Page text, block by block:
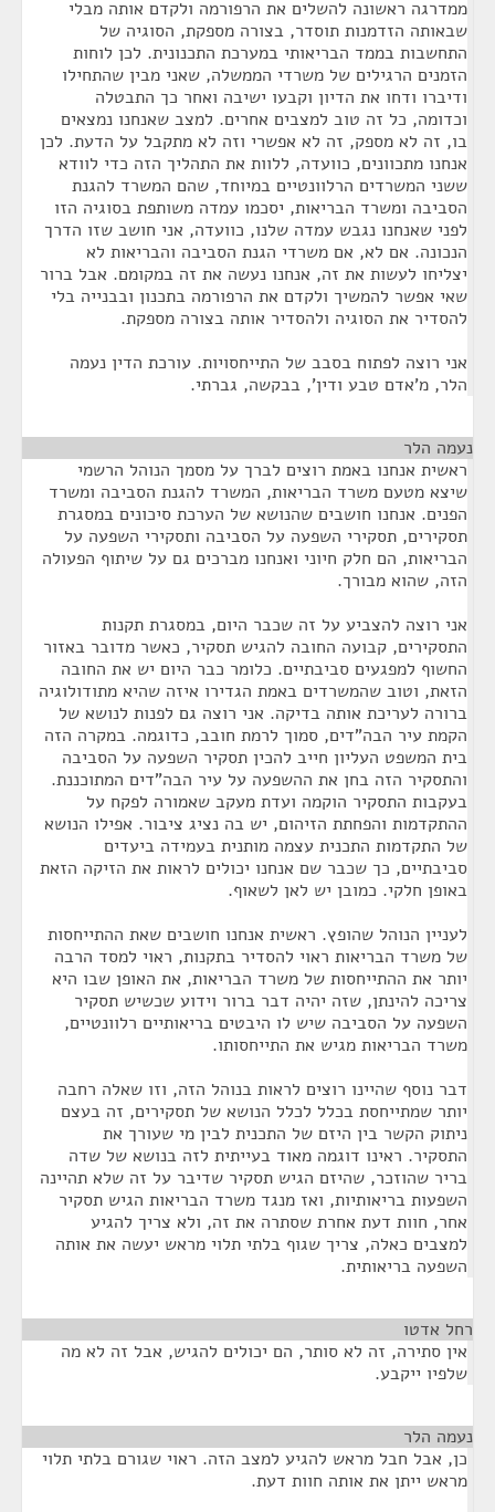
ממדרגה ראשונה להשלים את הרפורמה ולקדם אותה מבלי
שבאותה הזדמנות תוסדר, בצורה מספקת, הסוגיה של
התחשבות בממד הבריאותי במערכת התכנונית. לכן לוחות
הזמנים הרגילים של משרדי הממשלה, שאני מבין שהתחילו
ודיברו ודחו את הדיון וקבעו ישיבה ואחר כך התבטלה
וכדומה, כל זה טוב למצבים אחרים. למצב שאנחנו נמצאים
בו, זה לא מספק, זה לא אפשרי וזה לא מתקבל על הדעת. לכן
אנחנו מתכוונים, כוועדה, ללוות את התהליך הזה כדי לוודא
ששני המשרדים הרלוונטיים במיוחד, שהם המשרד להגנת
הסביבה ומשרד הבריאות, יסכמו עמדה משותפת בסוגיה הזו
לפני שאנחנו נגבש עמדה שלנו, כוועדה, אני חושב שזו הדרך
הנכונה. אם לא, אם משרדי הגנת הסביבה והבריאות לא
יצליחו לעשות את זה, אנחנו נעשה את זה במקומם. אבל ברור
שאי אפשר להמשיך ולקדם את הרפורמה בתכנון ובבנייה בלי
להסדיר את הסוגיה ולהסדיר אותה בצורה מספקת.
אני רוצה לפתוח בסבב של התייחסויות. עורכת הדין נעמה
הלר, מ'אדם טבע ודין', בבקשה, גברתי.
נעמה הלר
ראשית אנחנו באמת רוצים לברך על מסמך הנוהל הרשמי
שיצא מטעם משרד הבריאות, המשרד להגנת הסביבה ומשרד
הפנים. אנחנו חושבים שהנושא של הערכת סיכונים במסגרת
תסקירים, תסקירי השפעה על הסביבה ותסקירי השפעה על
הבריאות, הם חלק חיוני ואנחנו מברכים גם על שיתוף הפעולה
הזה, שהוא מבורך.
אני רוצה להצביע על זה שכבר היום, במסגרת תקנות
התסקירים, קבועה החובה להגיש תסקיר, כאשר מדובר באזור
החשוף למפגעים סביבתיים. כלומר כבר היום יש את החובה
הזאת, וטוב שהמשרדים באמת הגדירו איזה שהיא מתודולוגיה
ברורה לעריכת אותה בדיקה. אני רוצה גם לפנות לנושא של
הקמת עיר הבה"דים, סמוך לרמת חובב, כדוגמה. במקרה הזה
בית המשפט העליון חייב להכין תסקיר השפעה על הסביבה
והתסקיר הזה בחן את ההשפעה על עיר הבה"דים המתוכננת.
בעקבות התסקיר הוקמה ועדת מעקב שאמורה לפקח על
ההתקדמות והפחתת הזיהום, יש בה נציג ציבור. אפילו הנושא
של התקדמות התכנית עצמה מותנית בעמידה ביעדים
סביבתיים, כך שכבר שם אנחנו יכולים לראות את הזיקה הזאת
באופן חלקי. כמובן יש לאן לשאוף.
לעניין הנוהל שהופץ. ראשית אנחנו חושבים שאת ההתייחסות
של משרד הבריאות ראוי להסדיר בתקנות, ראוי למסד הרבה
יותר את ההתייחסות של משרד הבריאות, את האופן שבו היא
צריכה להינתן, שזה יהיה דבר ברור וידוע שכשיש תסקיר
השפעה על הסביבה שיש לו היבטים בריאותיים רלוונטיים,
משרד הבריאות מגיש את התייחסותו.
דבר נוסף שהיינו רוצים לראות בנוהל הזה, וזו שאלה רחבה
יותר שמתייחסת בכלל לכלל הנושא של תסקירים, זה בעצם
ניתוק הקשר בין היזם של התכנית לבין מי שעורך את
התסקיר. ראינו דוגמה מאוד בעייתית לזה בנושא של שדה
בריר שהוזכר, שהיזם הגיש תסקיר שדיבר על זה שלא תהיינה
השפעות בריאותיות, ואז מנגד משרד הבריאות הגיש תסקיר
אחר, חוות דעת אחרת שסתרה את זה, ולא צריך להגיע
למצבים כאלה, צריך שגוף בלתי תלוי מראש יעשה את אותה
השפעה בריאותית.
רחל אדטו
אין סתירה, זה לא סותר, הם יכולים להגיש, אבל זה לא מה
שלפיו ייקבע.
נעמה הלר
כן, אבל חבל מראש להגיע למצב הזה. ראוי שגורם בלתי תלוי
מראש ייתן את אותה חוות דעת.